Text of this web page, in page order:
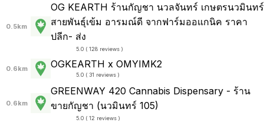
0.5km
OG KEARTH ร้านกัญชา นวลจันทร์ เกษตรนวมินทร์
สายพันธ์ุเข้ม อารมณ์ดี จากฟาร์มออแกนิค ราคา
ปลีก- ส่ง
5.0 ( 128 reviews )
0.6km OGKEARTH x OMYIMK2
5.0 ( 31 reviews )
0.6km
GREENWAY 420 Cannabis Dispensary - ร้าน
ขายกัญชา (นวมินทร์ 105)
5.0 ( 12 reviews )